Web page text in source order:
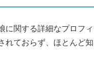
に関する詳細なプロフ
れておらず、ほとんど